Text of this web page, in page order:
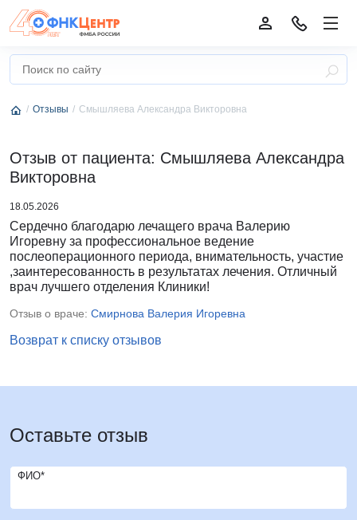
Отзывы Смышляева Александра Викторовна
Отзыв от пациента: Смышляева Александра
Викторовна
18.05.2026
Сердечно благодарю лечащего врача Валерию
Игоревну за профессиональное ведение
послеоперационного периода, внимательность, участие
,заинтересованность в результатах лечения. Отличный
врач лучшего отделения Клиники!
Отзыв о враче: Смирнова Валерия Игоревна
Возврат к списку отзывов
Оставьте отзыв
ФИО*